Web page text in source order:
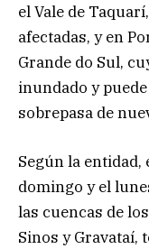
el Vale de
afectadas, y en
Grande do Sul,
inundado y
sobrepasa de
Según la
domingo y el
las cuencas de
Sinos y Gravataí,